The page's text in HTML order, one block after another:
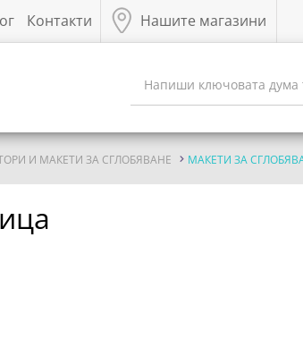
Контакти Нашите магазини
И МАКЕТИ ЗА СГЛОБЯВАНЕ МАКЕТИ ЗА